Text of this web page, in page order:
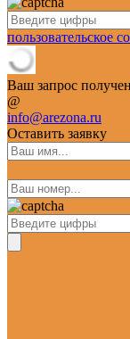
пользовательское
Ваш запрос
@
info@arezona.ru
Оставить заявку